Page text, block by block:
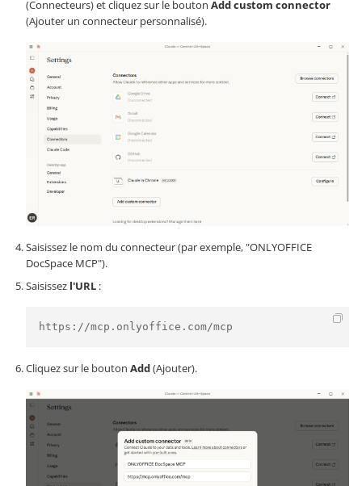
(Connecteurs) et cliquez sur le bouton Add custom connector
(Ajouter un connecteur personnalisé).
Saisissez le nom du connecteur (par exemple, "ONLYOFFICE
DocSpace MCP").
Saisissez l'URL :
https://mcp.onlyoffice.com/mcp
Cliquez sur le bouton Add(Ajouter).